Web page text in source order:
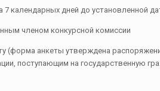
календарных дней до установленной
членом конкурсной комиссии
анкеты утверждена
поступающим на государственную